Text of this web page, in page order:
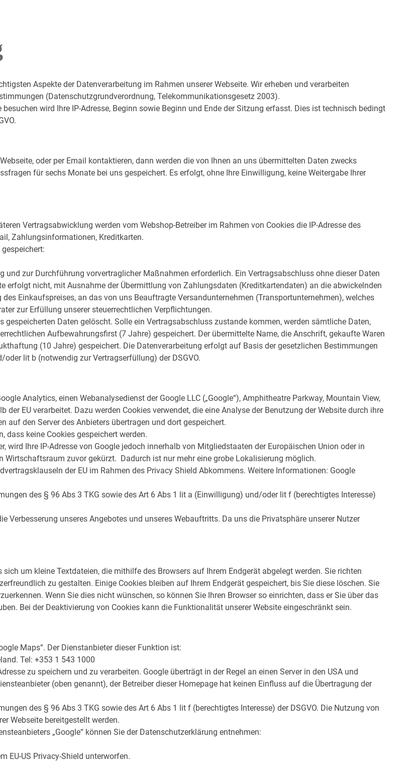
Aspekte der Datenverarbeitung im Rahmen unserer Webseite. Wir erheben und verarbeiten
(Datenschutzgrundverordnung, Telekommunikationsgesetz 2003).
wird Ihre IP-Adresse, Beginn sowie Beginn und Ende der Sitzung erfasst. Dies ist technisch bedingt
oder per Email kontaktieren, dann werden die von Ihnen an uns übermittelten Daten zwecks
für sechs Monate bei uns gespeichert. Es erfolgt, ohne Ihre Einwilligung, keine Weitergabe Ihrer
Vertragsabwicklung werden vom Webshop-Betreiber im Rahmen von Cookies die IP-Adresse des
Zahlungsinformationen, Kreditkarten.
zur Durchführung vorvertraglicher Maßnahmen erforderlich. Ein Vertragsabschluss ohne dieser Daten
erfolgt nicht, mit Ausnahme der Übermittlung von Zahlungsdaten (Kreditkartendaten) an die abwickelnden
Einkaufspreises, an das von uns Beauftragte Versandunternehmen (Transportunternehmen), welches
zur Erfüllung unserer steuerrechtlichen Verpflichtungen.
Daten gelöscht. Solle ein Vertragsabschluss zustande kommen, werden sämtliche Daten,
Aufbewahrungsfirst (7 Jahre) gespeichert. Der übermittelte Name, die Anschrift, gekaufte Waren
(10 Jahre) gespeichert. Die Datenverarbeitung erfolgt auf Basis der gesetzlichen Bestimmungen
lit b (notwendig zur Vertragserfüllung) der DSGVO.
Analytics, einen Webanalysedienst der Google LLC („Google“), Amphitheatre Parkway, Mountain View,
der EU verarbeitet. Dazu werden Cookies verwendet, die eine Analyse der Benutzung der Website durch ihre
auf den Server des Anbieters übertragen und dort gespeichert.
dass keine Cookies gespeichert werden.
wird Ihre IP-Adresse von Google jedoch innerhalb von Mitgliedstaaten der Europäischen Union oder in
Wirtschaftsraum zuvor gekürzt. Dadurch ist nur mehr eine grobe Lokalisierung möglich.
der EU im Rahmen des Privacy Shield Abkommens. Weitere Informationen: Google
des § 96 Abs 3 TKG sowie des Art 6 Abs 1 lit a (Einwilligung) und/oder lit f (berechtigtes Interesse)
Verbesserung unseres Angebotes und unseres Webauftritts. Da uns die Privatsphäre unserer Nutzer
um kleine Textdateien, die mithilfe des Browsers auf Ihrem Endgerät abgelegt werden. Sie richten
zu gestalten. Einige Cookies bleiben auf Ihrem Endgerät gespeichert, bis Sie diese löschen. Sie
Wenn Sie dies nicht wünschen, so können Sie Ihren Browser so einrichten, dass er Sie über das
Bei der Deaktivierung von Cookies kann die Funktionalität unserer Website eingeschränkt sein.
Maps“. Der Dienstanbieter dieser Funktion ist:
Tel: +353 1 543 1000
zu speichern und zu verarbeiten. Google überträgt in der Regel an einen Server in den USA und
(oben genannt), der Betreiber dieser Homepage hat keinen Einfluss auf die Übertragung der
des § 96 Abs 3 TKG sowie des Art 6 Abs 1 lit f (berechtigtes Interesse) der DSGVO. Die Nutzung von
Webseite bereitgestellt werden.
„Google“ können Sie der Datenschutzerklärung entnehmen:
EU-US Privacy-Shield unterworfen.